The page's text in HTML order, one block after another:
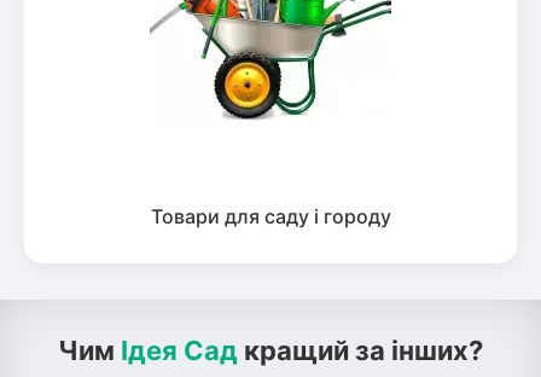
Товари для саду і городу
Чим Ідея Сад кращий за інших?